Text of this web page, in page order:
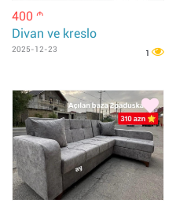
400 m
Divan ve kreslo
2025-12-23 1